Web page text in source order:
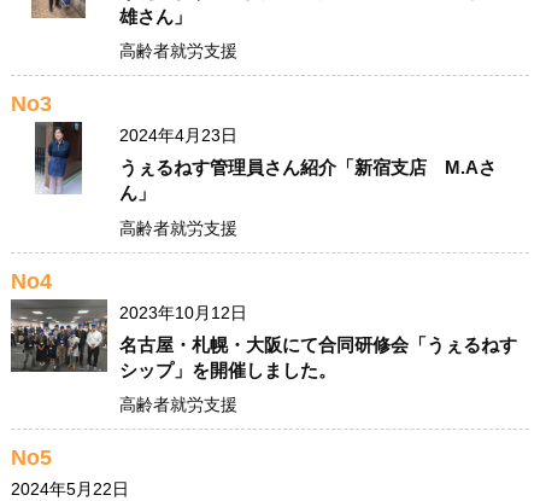
雄さん」
高齢者就労支援
No3
2024年4月23日
うぇるねす管理員さん紹介「新宿支店 M.Aさ
ん」
高齢者就労支援
No4
2023年10月12日
名古屋・札幌・大阪にて合同研修会「うぇるねす
シップ」を開催しました。
高齢者就労支援
No5
2024年5月22日